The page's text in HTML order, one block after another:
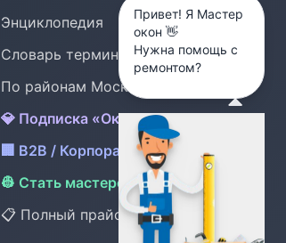
Энциклопедия
Словарь терминов
По районам Москвы (24)
💎 Подписка «Окна под охраной»
🏢 B2B / Корпоративный сервис
👷 Стать мастером OknMaster
📋 Полный прайс /ceny
Привет! Я Мастер
окон 👋
Нужна помощь с
ремонтом?